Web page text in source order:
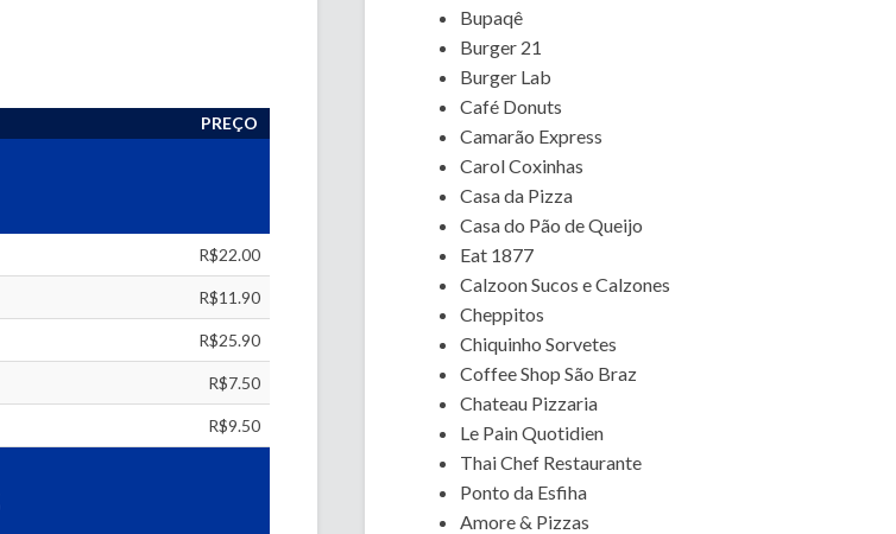
PREÇO
R$22.00
R$11.90
R$25.90
R$7.50
R$9.50
Bupaqê
Burger 21
Burger Lab
Café Donuts
Camarão Express
Carol Coxinhas
Casa da Pizza
Casa do Pão de Queijo
Eat 1877
Calzoon Sucos e Calzones
Cheppitos
Chiquinho Sorvetes
Coffee Shop São Braz
Chateau Pizzaria
Le Pain Quotidien
Thai Chef Restaurante
Ponto da Esfiha
Amore & Pizzas